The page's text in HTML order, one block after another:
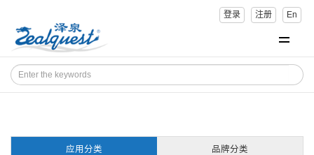
登录 注册 En
应用分类 品牌分类